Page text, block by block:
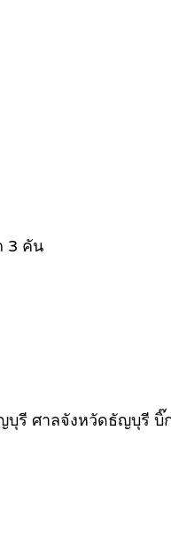
3 คัน
รี ศาลจังหวัดธัญบุรี บิ๊